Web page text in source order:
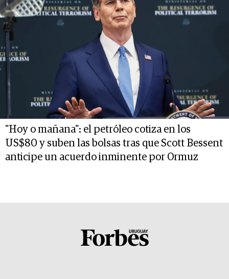
"Hoy o mañana": el petróleo cotiza en los
US$80 y suben las bolsas tras que Scott Bessent
anticipe un acuerdo inminente por Ormuz